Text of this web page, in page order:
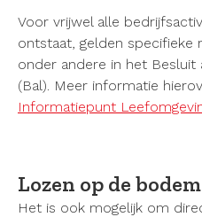
Voor vrijwel alle
ontstaat, gelden specifieke
onder andere in het
(Bal). Meer informatie
Informatiepunt
Lozen op de bodem
Het is ook mogelijk om